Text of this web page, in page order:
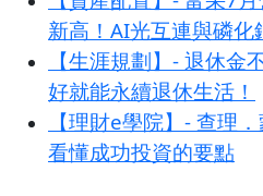
新高！AI光互連與磷
【生涯規劃】- 退休金
好就能永續退休生活！
【理財e學院】- 查理
看懂成功投資的要點